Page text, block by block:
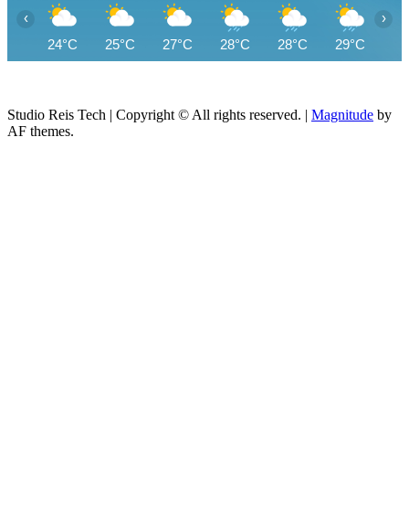
24°C 25°C 27°C 28°C 28°C 29°C
‹ ›
Studio Reis Tech | Copyright © All rights reserved. | Magnitude by
AF themes.